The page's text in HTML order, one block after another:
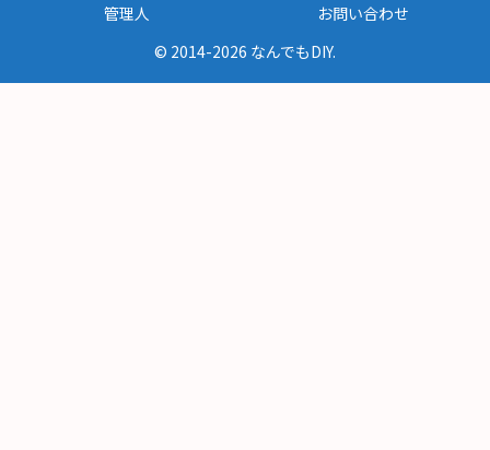
管理人
お問い合わせ
© 2014-2026 なんでもDIY.